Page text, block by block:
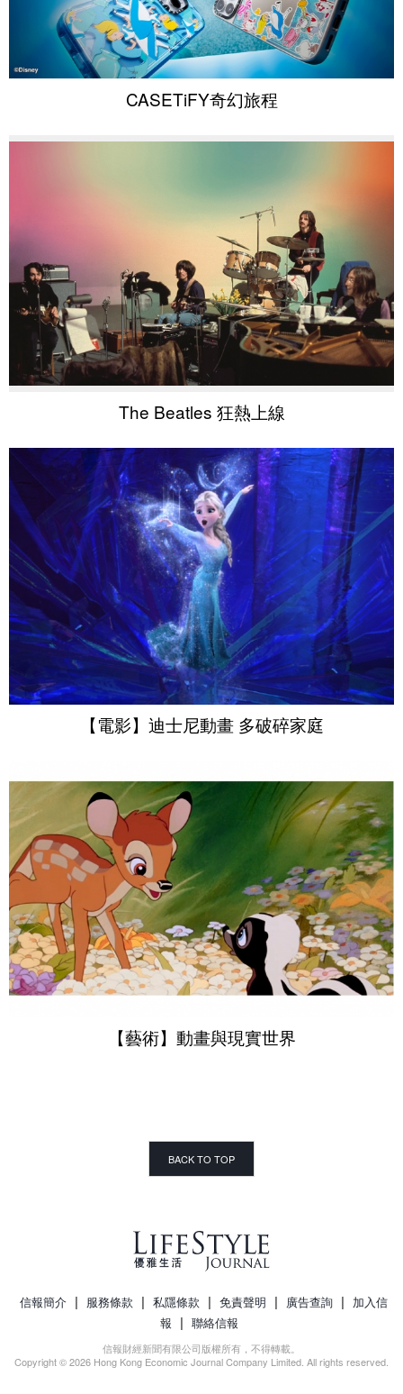
CASETiFY奇幻旅程
The Beatles 狂熱上線
【電影】迪士尼動畫 多破碎家庭
【藝術】動畫與現實世界
BACK TO TOP
信報簡介 | 服務條款 | 私隱條款 | 免責聲明 | 廣告查詢 | 加入信
報 | 聯絡信報
信報財經新聞有限公司版權所有，不得轉載。
Copyright © 2026 Hong Kong Economic Journal Company Limited. All rights reserved.